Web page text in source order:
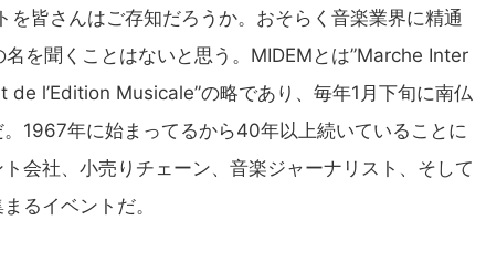
を皆さんはご存知だろうか。おそらく音楽業界に精通
名を聞くことはないと思う。MIDEMとは”Marche Inter
l’Edition Musicale”の略であり、毎年1月下旬に南仏
1967年に始まってるから40年以上続いていることに
会社、小売りチェーン、音楽ジャーナリスト、そして
るイベントだ。